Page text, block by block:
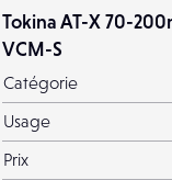
Tokina AT-X 70-
VCM-S
Catégorie
Usage
Prix